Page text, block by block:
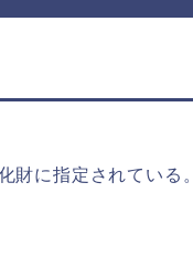
財に指定されている。